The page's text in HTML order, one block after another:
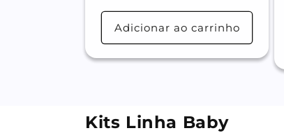
normal
promocional
Adicionar ao carrinho
Kits Linha Baby